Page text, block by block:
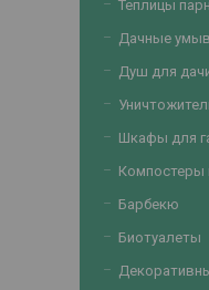
Теплицы
Дачные
Душ для
Шкафы для
Компостеры
Барбекю
Биотуалеты